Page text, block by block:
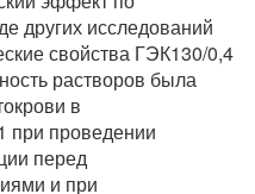
других исследований
свойства ГЭК130/0,4
растворов была
в
при проведении
перед
и при